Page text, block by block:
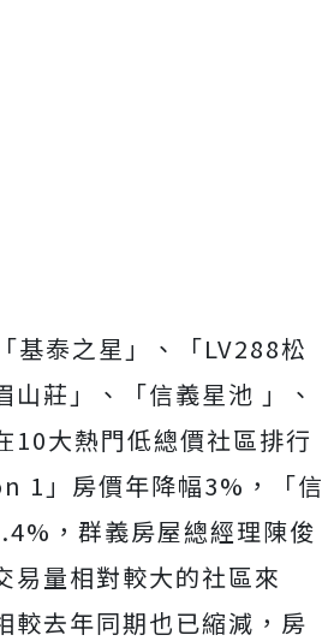
基泰之星」、「LV288松
山莊」、「信義星池 」、
10大熱門低總價社區排行
1」房價年降幅3%，「信
，群義房屋總經理陳俊
易量相對較大的社區來
較去年同期也已縮減，房